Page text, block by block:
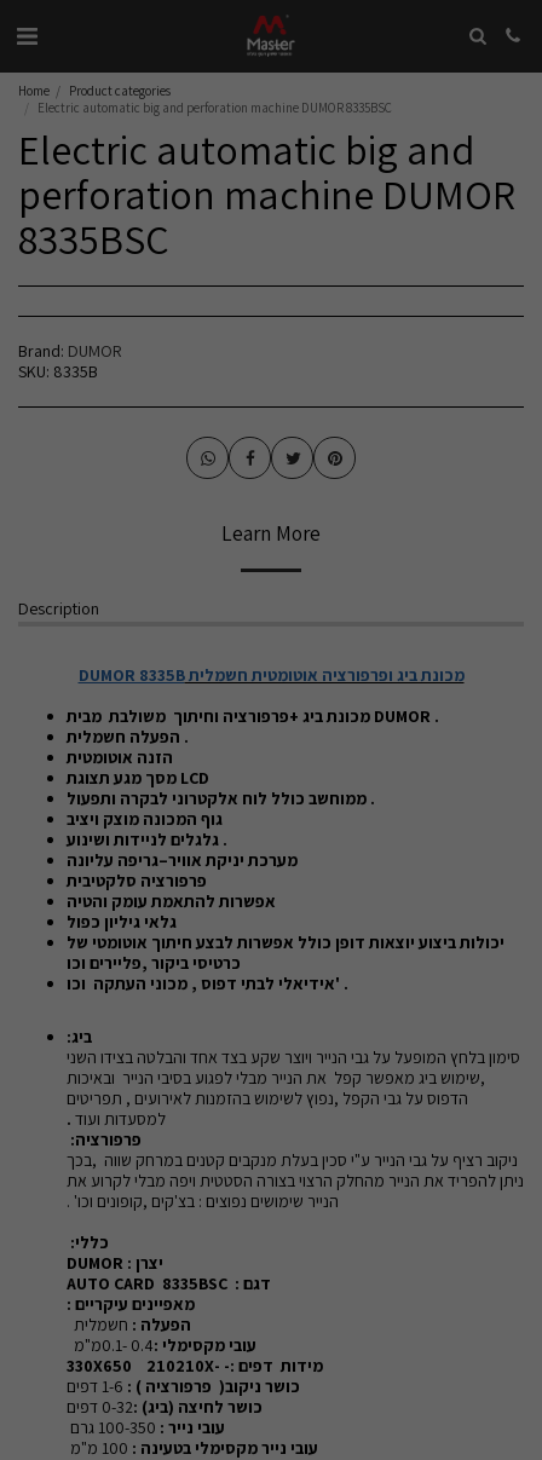
Home
Product categories
Electric automatic big and perforation machine DUMOR 8335BSC
Electric automatic big and
perforation machine DUMOR
8335BSC
Brand: DUMOR
SKU: 8335B
Learn More
Description
מכונת ביג ופרפורציה אוטומטית חשמליתDUMOR 8335B
DUMOR .
הפעלה חשמלית .
הזנה אוטומטית
LCD
ממוחשב כולל לוח אלקטרוני לבקרה ותפעול .
גוף המכונה מוצק ויציב
גלגלים לניידות ושינוע .
פרפורציה סלקטיבית
יכולות ביצוע יוצאות דופן כולל אפשרות לבצע חיתוך אוטומטי של
כרטיסי ביקור ,פליירים וכו
אידיאלי לבתי דפוס , מכוני העתקה וכו' .
ביג:
סימון בלחץ המופעל על גבי הנייר ויוצר שקע בצד אחד והבלטה בצידו השני
,שימוש ביג מאפשר קפל את הנייר מבלי לפגוע בסיבי הנייר ובאיכות
הדפוס על גבי הקפל ,נפוץ לשימוש בהזמנות לאירועים , תפריטים
למסעדות ועוד .
פרפורציה:
ניקוב רציף על גבי הנייר ע"י סכין בעלת מנקבים קטנים במרחק שווה ,בכך
ניתן להפריד את הנייר מהחלק הרצוי בצורה הסטטית ויפה מבלי לקרוע את
הנייר שימושים נפוצים : בצ'קים ,קופונים וכו' .
כללי:
יצרן : DUMOR
דגם :
מאפיינים עיקריים :
הפעלה : חשמלית
עובי מקסימלי :0.4 -0.1מ"מ
מידות דפים :- -330X650
210210X
כושר ניקוב( פרפורציה ) : 1-6 דפים
כושר לחיצה (ביג) :0-32 דפים
עובי נייר : 100-350 גרם
עובי נייר מקסימלי בטעינה : 100 מ"מ